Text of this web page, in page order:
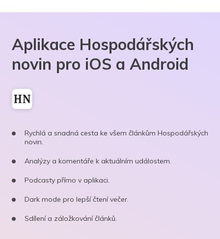
Aplikace Hospodářských
novin pro iOS a Android
Rychlá a snadná cesta ke všem článkům Hospodářských
novin.
Analýzy a komentáře k aktuálním událostem.
Podcasty přímo v aplikaci.
Dark mode pro lepší čtení večer.
Sdílení a záložkování článků.